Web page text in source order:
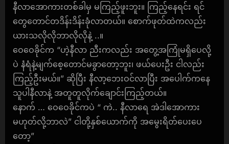
နီလာအောကားတစ်ခါမှ မကြည့်ဖူးဘူး။ ကြည့်နေရင်း ရင်
တွေတောင်တဒိန်းဒိန်းခုံလာတယ်။ စောက်ဖုတ်ထဲကလည်း
ယားသလိုလိုဘာလိုလိုနဲ့ ..။
ဝေဝေခိုင်က “ဟဲ့နီလာ ညီးကလည်း အတွေ့အကြုံမရှိပေလို့
ပဲ နံရံနဲ့မျက်စေ့တောင်မခွာတော့ဘူး၊ ဖယ်ပေးဦး ငါလည်း
ကြည့်ဦးမယ်။” ဆိုပြီး နီလာ့ဘေးဝင်လာပြီး အပေါက်ကနေ
သူပါနီလာနဲ့ အတူတူလိုက်ချောင်းကြည့်တယ်။
နောက် … ဝေဝေခိုင်ကပဲ “ ကဲ.. နီလာရေ အဲဒါအောကား
မဟုတ်လို့ဘာလဲ” ငါတို့နှစ်ယောက်ကို အမွေးရိတ်ပေးပေ
တော့”